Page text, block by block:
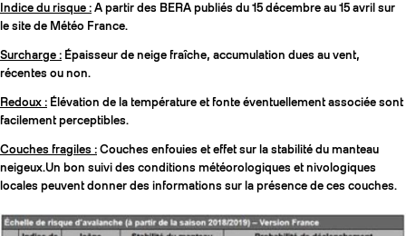
Indice du risque : A partir des BERA publiés du 15 décembre au 15 avril sur
le site de Météo France.
Surcharge : Épaisseur de neige fraîche, accumulation dues au vent,
récentes ou non.
Redoux : Élévation de la température et fonte éventuellement associée sont
facilement perceptibles.
Couches fragiles : Couches enfouies et effet sur la stabilité du manteau
neigeux.Un bon suivi des conditions météorologiques et nivologiques
locales peuvent donner des informations sur la présence de ces couches.